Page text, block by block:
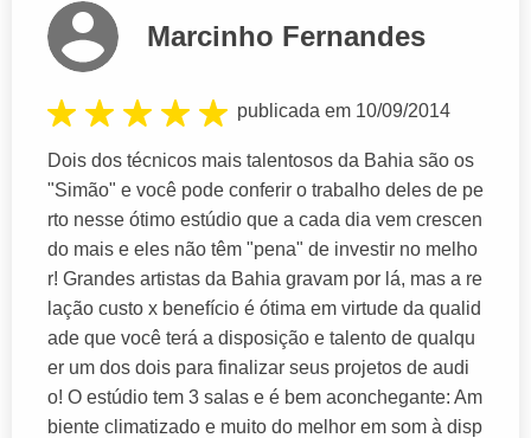
Marcinho Fernandes
publicada em 10/09/2014
Dois dos técnicos mais talentosos da Bahia são os
"Simão" e você pode conferir o trabalho deles de pe
rto nesse ótimo estúdio que a cada dia vem crescen
do mais e eles não têm "pena" de investir no melho
r! Grandes artistas da Bahia gravam por lá, mas a re
lação custo x benefício é ótima em virtude da qualid
ade que você terá a disposição e talento de qualqu
er um dos dois para finalizar seus projetos de audi
o! O estúdio tem 3 salas e é bem aconchegante: Am
biente climatizado e muito do melhor em som à disp